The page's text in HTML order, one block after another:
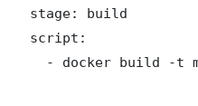
  stage: build
  script:
- docker build -t